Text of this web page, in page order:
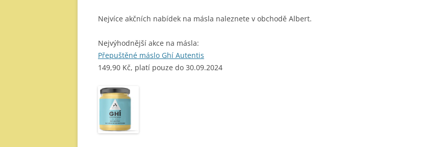
Nejvíce akčních nabídek na másla naleznete v obchodě Albert.
Nejvýhodnější akce na másla:
Přepuštěné máslo Ghí Autentis
149,90 Kč, platí pouze do 30.09.2024